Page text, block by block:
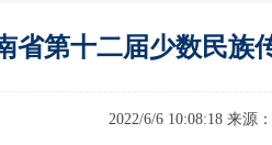
省第十二届少数民族
2022/6/6 10:08:18 来源：